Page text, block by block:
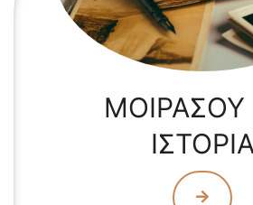
ΜΟΙΡΑΣΟΥ
ΙΣΤΟΡΙΑ